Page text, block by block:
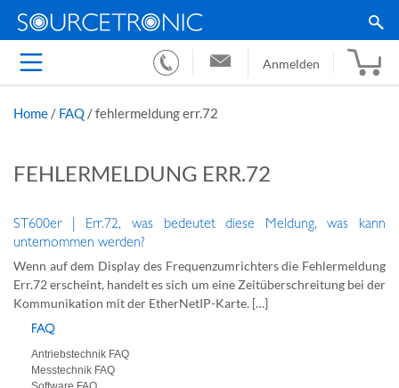
Anmelden
Home / FAQ /fehlermeldung err.72
FEHLERMELDUNG ERR.72
ST600er | Err.72, was bedeutet diese Meldung, was kann
unternommen werden?
Wenn auf dem Display des Frequenzumrichters die Fehlermeldung
Err.72 erscheint, handelt es sich um eine Zeitüberschreitung bei der
Kommunikation mit der EtherNetIP-Karte. […]
FAQ
Antriebstechnik FAQ
Messtechnik FAQ